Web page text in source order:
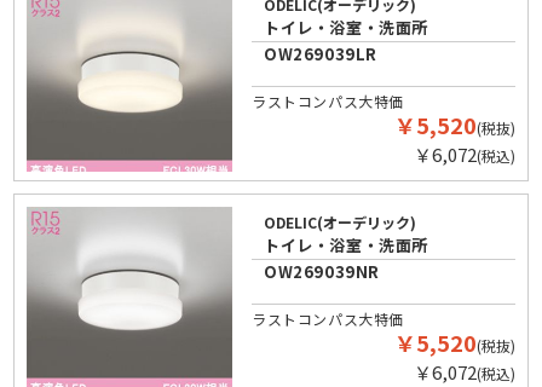
ODELIC(オーデリック)
トイレ・浴室・洗面所
OW269039LR
ラストコンパス大特価
￥5,520(税抜)
￥6,072(税込)
ODELIC(オーデリック)
トイレ・浴室・洗面所
OW269039NR
ラストコンパス大特価
￥5,520(税抜)
￥6,072(税込)